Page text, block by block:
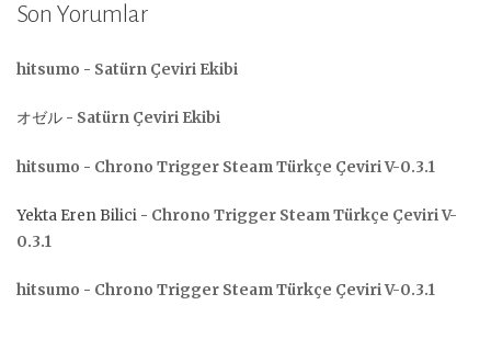
Son Yorumlar
hitsumo - Satürn Çeviri Ekibi
オゼル - Satürn Çeviri Ekibi
hitsumo - Chrono Trigger Steam Türkçe Çeviri V-0.3.1
Yekta Eren Bilici - Chrono Trigger Steam Türkçe Çeviri V-
0.3.1
hitsumo - Chrono Trigger Steam Türkçe Çeviri V-0.3.1